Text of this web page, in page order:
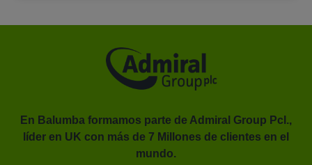
En Balumba formamos parte de Admiral Group Pcl.,
líder en UK con más de 7 Millones de clientes en el
mundo.